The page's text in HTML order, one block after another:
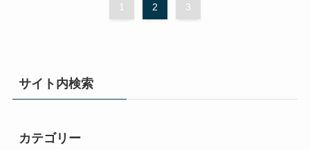
1 2 3
サイト内検索
カテゴリー